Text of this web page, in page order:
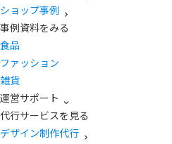
ショップ事例
事例資料をみる
食品
ファッション
雑貨
運営サポート
代行サービスを見る
デザイン制作代行